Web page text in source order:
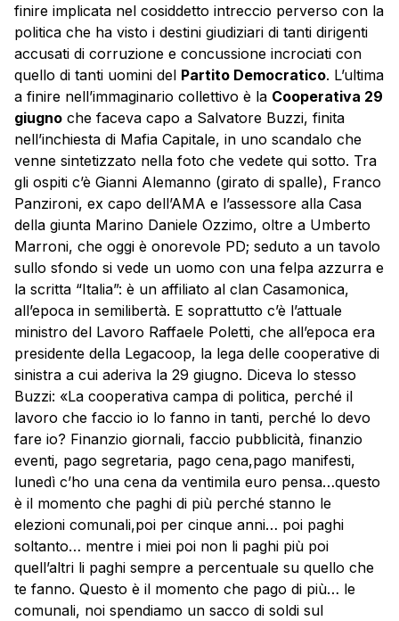
finire implicata nel cosiddetto intreccio perverso con la
politica che ha visto i destini giudiziari di tanti dirigenti
accusati di corruzione e concussione incrociati con
quello di tanti uomini del Partito Democratico. L’ultima
a finire nell’immaginario collettivo è la Cooperativa 29
giugno che faceva capo a Salvatore Buzzi, finita
nell’inchiesta di Mafia Capitale, in uno scandalo che
venne sintetizzato nella foto che vedete qui sotto. Tra
gli ospiti c’è Gianni Alemanno (girato di spalle), Franco
Panzironi, ex capo dell’AMA e l’assessore alla Casa
della giunta Marino Daniele Ozzimo, oltre a Umberto
Marroni, che oggi è onorevole PD; seduto a un tavolo
sullo sfondo si vede un uomo con una felpa azzurra e
la scritta “Italia”: è un affiliato al clan Casamonica,
all’epoca in semilibertà. E soprattutto c’è l’attuale
ministro del Lavoro Raffaele Poletti, che all’epoca era
presidente della Legacoop, la lega delle cooperative di
sinistra a cui aderiva la 29 giugno. Diceva lo stesso
Buzzi: «La cooperativa campa di politica, perché il
lavoro che faccio io lo fanno in tanti, perché lo devo
fare io? Finanzio giornali, faccio pubblicità, finanzio
eventi, pago segretaria, pago cena,pago manifesti,
lunedì c’ho una cena da ventimila euro pensa…questo
è il momento che paghi di più perché stanno le
elezioni comunali,poi per cinque anni… poi paghi
soltanto… mentre i miei poi non li paghi più poi
quell’altri li paghi sempre a percentuale su quello che
te fanno. Questo è il momento che pago di più… le
comunali, noi spendiamo un sacco di soldi sul